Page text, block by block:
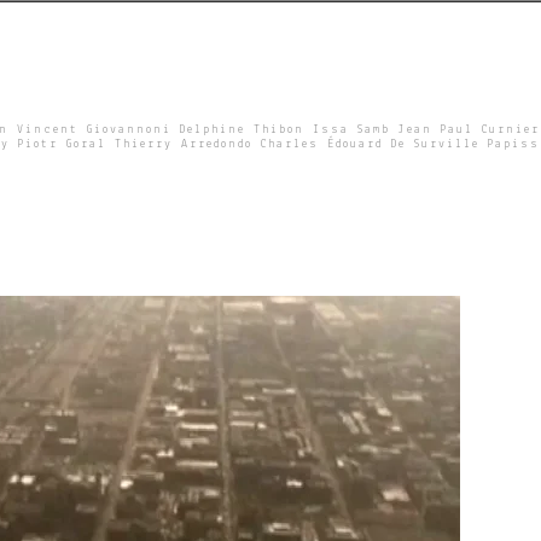
Vincent Giovannoni Delphine Thibon Issa Samb Jean Paul Curnier
Piotr Goral Thierry Arredondo Charles Édouard De Surville Papiss